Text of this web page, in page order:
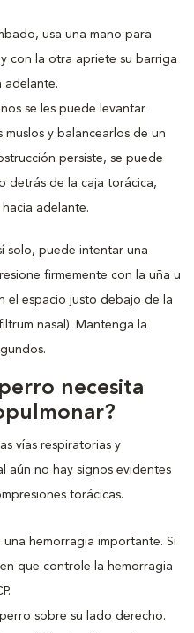
usa una mano para
con la otra apriete su barriga
adelante.
se les puede levantar
muslos y balancearlos de un
persiste, se puede
detrás de la caja torácica,
adelante.
solo, puede intentar una
firmemente con la uña u
el espacio justo debajo de la
nasal). Mantenga la
necesita
vías respiratorias y
aún no hay signos evidentes
torácicas.
hemorragia importante. Si
que controle la hemorragia
sobre su lado derecho.